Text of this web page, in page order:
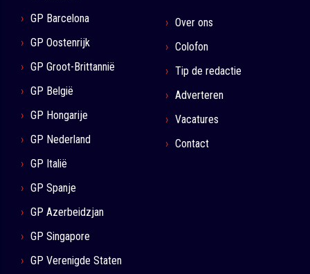
GP Barcelona
GP Oostenrijk
GP Groot-Brittannië
GP België
GP Hongarije
GP Nederland
GP Italië
GP Spanje
GP Azerbeidzjan
GP Singapore
GP Verenigde Staten
Over ons
Colofon
Tip de redactie
Adverteren
Vacatures
Contact